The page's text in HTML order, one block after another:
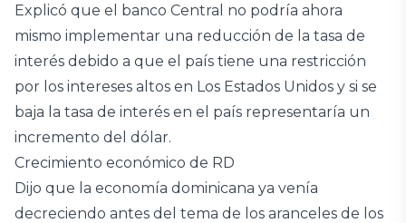
Explicó que el banco Central no podría ahora
mismo implementar una reducción de la tasa de
interés debido a que el país tiene una restricción
por los intereses altos en Los Estados Unidos y si se
baja la tasa de interés en el país representaría un
incremento del dólar.
Crecimiento económico de RD
Dijo que la economía dominicana ya venía
decreciendo antes del tema de los aranceles de los